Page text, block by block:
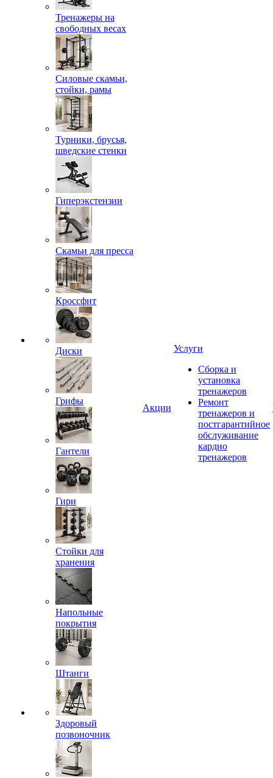
Тренажеры на
свободных весах
Силовые скамьи,
стойки, рамы
Турники, брусья,
шведские стенки
Гиперэкстензии
Скамьи для пресса
Кроссфит
Диски
Грифы
Гантели
Гири
Стойки для
хранения
Напольные
покрытия
Штанги
Здоровый
позвоночник
Акции
Услуги
Сборка и
установка
тренажеров
Ремонт
тренажеров и
постгарантийное
обслуживание
кардио
тренажеров